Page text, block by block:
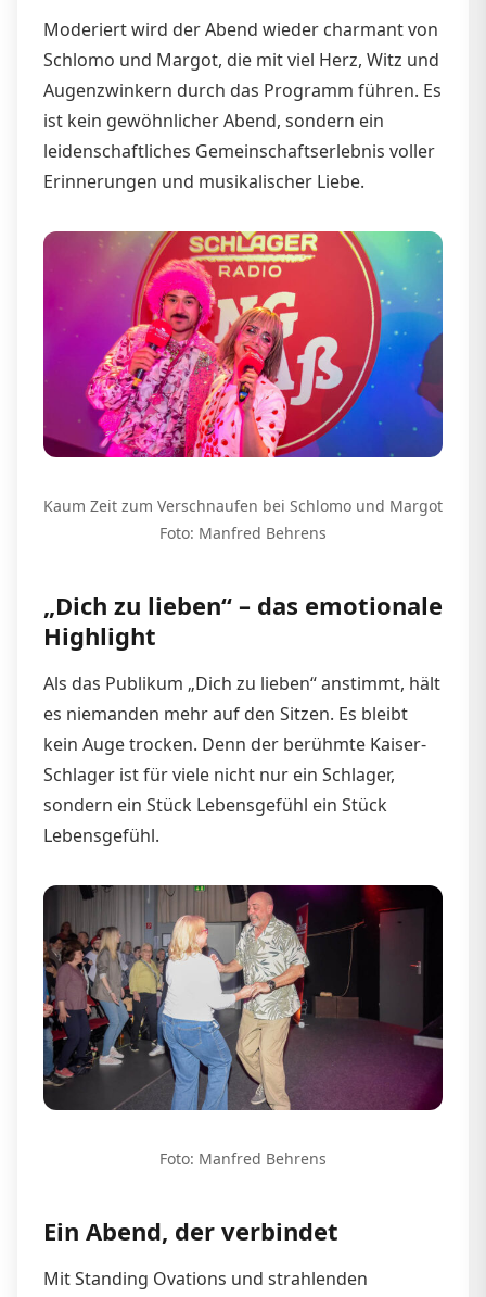
Moderiert wird der Abend wieder charmant von
Schlomo und Margot, die mit viel Herz, Witz und
Augenzwinkern durch das Programm führen. Es
ist kein gewöhnlicher Abend, sondern ein
leidenschaftliches Gemeinschaftserlebnis voller
Erinnerungen und musikalischer Liebe.
Kaum Zeit zum Verschnaufen bei Schlomo und Margot
Foto: Manfred Behrens
„Dich zu lieben“ – das emotionale
Highlight
Als das Publikum „Dich zu lieben“ anstimmt, hält
es niemanden mehr auf den Sitzen. Es bleibt
kein Auge trocken. Denn der berühmte Kaiser-
Schlager ist für viele nicht nur ein Schlager,
sondern ein Stück Lebensgefühl ein Stück
Lebensgefühl.
Foto: Manfred Behrens
Ein Abend, der verbindet
Mit Standing Ovations und strahlenden